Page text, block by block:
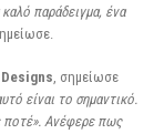
παράδειγμα, ένα
, σημείωσε
είναι το σημαντικό.
ποτέ». Ανέφερε πως